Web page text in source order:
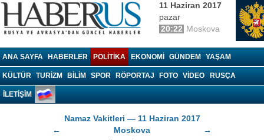
11 Haziran 2017
pazar
20:22 Moskova
ANA SAYFA HABERLER POLITIKA EKONOMI GÜNDEM YAŞAM
KÜLTÜR TURIZM BILIM SPOR RÖPORTAJ FOTO VIDEO RUSÇA
İLETİŞİM
Namaz Vakitleri — 11 Haziran 2017
←
Moskova
→